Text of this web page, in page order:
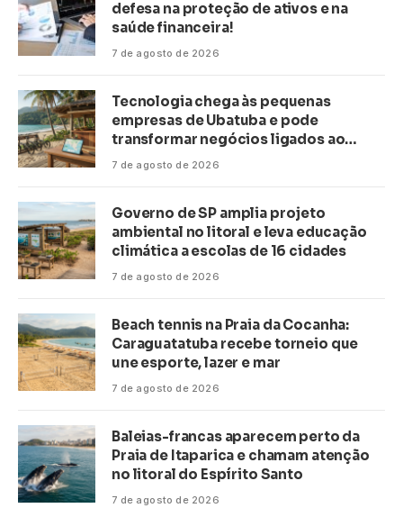
defesa na proteção de ativos e na
saúde financeira!
7 de agosto de 2026
Tecnologia chega às pequenas
empresas de Ubatuba e pode
transformar negócios ligados ao
turismo no litoral
7 de agosto de 2026
Governo de SP amplia projeto
ambiental no litoral e leva educação
climática a escolas de 16 cidades
7 de agosto de 2026
Beach tennis na Praia da Cocanha:
Caraguatatuba recebe torneio que
une esporte, lazer e mar
7 de agosto de 2026
Baleias-francas aparecem perto da
Praia de Itaparica e chamam atenção
no litoral do Espírito Santo
7 de agosto de 2026